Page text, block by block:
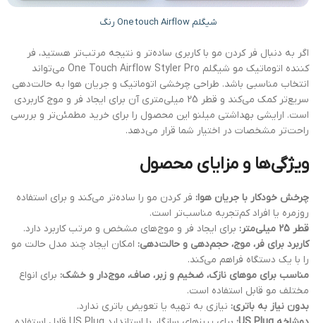
شیگلم One touch Airflow رنگ
اگر به دنبال فر کردن مو با کاربری ساده‌تر و نتیجه مرتب‌تر هستید، فر
کننده اتوماتیک مو شیگلم One Touch Airflow Styler Pro می‌تواند
انتخاب مناسبی باشد. طراحی چرخشی اتوماتیک و جریان هوا به حالت‌دهی
سریع‌تر کمک می‌کند و قطر 25 میلی‌متری آن برای ایجاد فر و موج کاربردی
است. ارایشی بهداشتی میلنو این محصول را برای خرید مطمئن‌تر و بررسی
راحت‌تر مشخصات در اختیار شما قرار می‌دهد.
ویژگی‌ها و مزایای محصول
چرخش خودکار با جریان هوا: فر کردن مو را ساده‌تر می‌کند و برای استفاده
روزمره یا افراد کم‌تجربه مناسب‌تر است.
قطر 25 میلی‌متر:
برای ایجاد فر و موج‌های مشخص و مرتب کاربرد دارد.
کاربرد برای فر، موج، حجم‌دهی و حالت‌دهی: امکان ایجاد چند مدل حالت مو
را با یک دستگاه فراهم می‌کند.
مناسب برای موهای نازک، ضخیم و زبر، صاف، موج‌دار و خشک: برای انواع
مختلف مو قابل استفاده است.
بدون نیاز به باتری: نیازی به تهیه یا تعویض باتری ندارد.